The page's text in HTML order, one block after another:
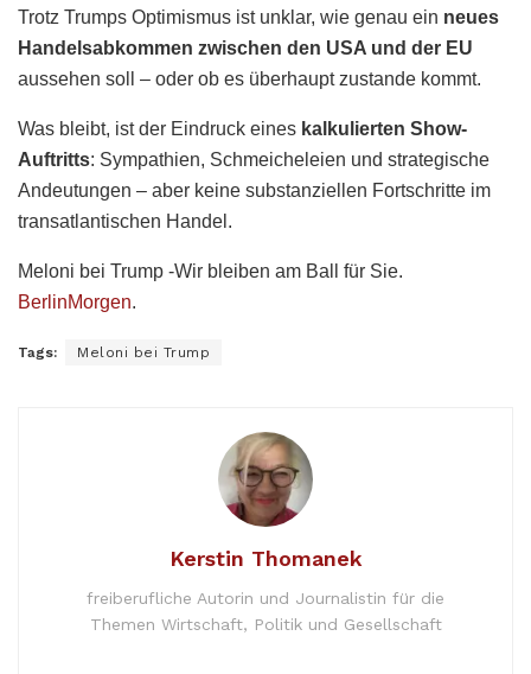
Trotz Trumps Optimismus ist unklar, wie genau ein neues
Handelsabkommen zwischen den USA und der EU
aussehen soll – oder ob es überhaupt zustande kommt.
Was bleibt, ist der Eindruck eines kalkulierten Show-
Auftritts: Sympathien, Schmeicheleien und strategische
Andeutungen – aber keine substanziellen Fortschritte im
transatlantischen Handel.
Meloni bei Trump -Wir bleiben am Ball für Sie.
BerlinMorgen.
Tags: Meloni bei Trump
Kerstin Thomanek
freiberufliche Autorin und Journalistin für die
Themen Wirtschaft, Politik und Gesellschaft